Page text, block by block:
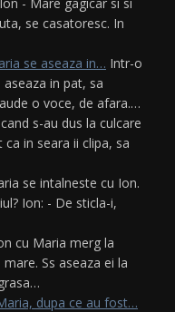
se casatoresc. In
se aseaza in… Intr-o
in pat, sa
o voce, de afara.…
s-au dus la culcare
in seara ii clipa, sa
se intalneste cu Ion.
Ion: - De sticla-i,
cu Maria merg la
Ss aseaza ei la
dupa ce au fost…